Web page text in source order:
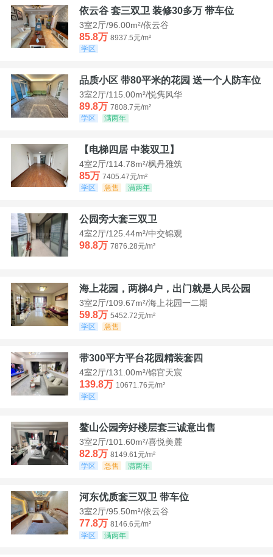
依云谷 套三双卫 装修30多万 带车位
3室2厅/96.00m²/依云谷
85.8万 8937.5元/m²
学区
品质小区 带80平米的花园 送一个人防车位
3室2厅/115.00m²/悦隽风华
89.8万 7808.7元/m²
学区
满两年
【电梯四居 中装双卫】
4室2厅/114.78m²/枫丹雅筑
85万 7405.47元/m²
学区
急售 满两年
公园旁大套三双卫
4室2厅/125.44m²/中交锦观
98.8万 7876.28元/m²
海上花园，两梯4户，出门就是人民公园
3室2厅/109.67m²/海上花园一二期
59.8万 5452.72元/m²
学区
急售
带300平方平台花园精装套四
4室2厅/131.00m²/锦官天宸
139.8万 10671.76元/m²
学区
鳌山公园旁好楼层套三诚意出售
3室2厅/101.60m²/喜悦美麓
82.8万 8149.61元/m²
学区
急售 满两年
河东优质套三双卫 带车位
3室2厅/95.50m²/依云谷
77.8万 8146.6元/m²
学区
满两年